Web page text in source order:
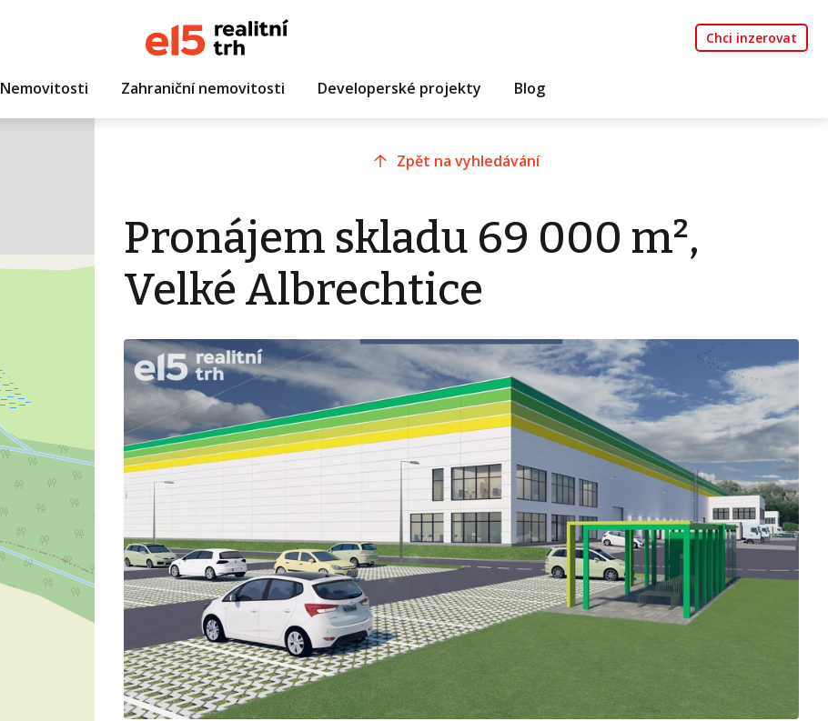
Chci inzerovat
Nemovitosti Zahraniční nemovitosti Developerské projekty Blog
Zpět na vyhledávání
Pronájem skladu 69 000 m²,
Velké Albrechtice